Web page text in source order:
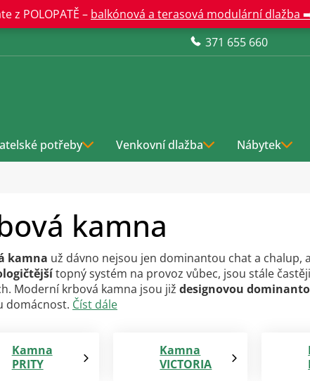
z POLOPATĚ – balkónová a terasová modulární dlažba
371 655 660
potřeby Venkovní dlažba Nábytek
kamna
kamna už dávno nejsou jen dominantou chat a chalup,
topný systém na provoz vůbec, jsou stále
Moderní krbová kamna jsou již designovou
domácnost. Číst dále
Kamna
PRITY
Kamna
VICTORIA